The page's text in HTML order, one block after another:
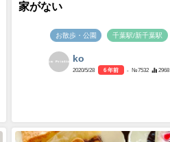
家がない
お散歩・公園 千葉駅/新千葉駅
ko
2020/5/28 6 年前 - №7532 2968